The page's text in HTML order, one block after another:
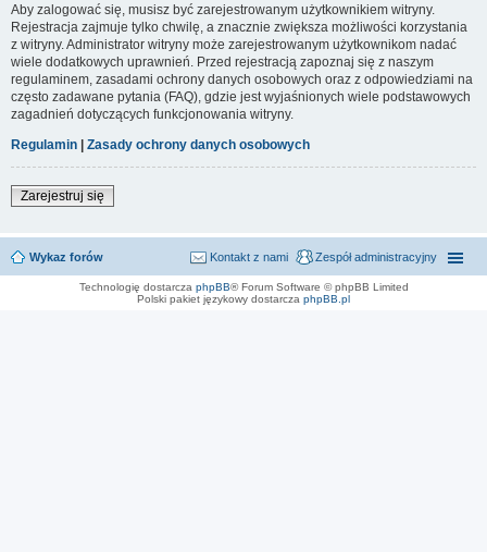
Aby zalogować się, musisz być zarejestrowanym użytkownikiem witryny.
Rejestracja zajmuje tylko chwilę, a znacznie zwiększa możliwości korzystania
z witryny. Administrator witryny może zarejestrowanym użytkownikom nadać
wiele dodatkowych uprawnień. Przed rejestracją zapoznaj się z naszym
regulaminem, zasadami ochrony danych osobowych oraz z odpowiedziami na
często zadawane pytania (FAQ), gdzie jest wyjaśnionych wiele podstawowych
zagadnień dotyczących funkcjonowania witryny.
Regulamin | Zasady ochrony danych osobowych
Zarejestruj się
Wykaz forów Zespół administracyjny
Kontakt z nami
Technologię dostarcza phpBB® Forum Software © phpBB Limited
Polski pakiet językowy dostarcza phpBB.pl